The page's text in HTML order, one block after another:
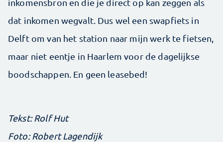
inkomensbron en die je direct op kan zeggen als
dat inkomen wegvalt. Dus wel een swapfiets in
Delft om van het station naar mijn werk te fietsen,
maar niet eentje in Haarlem voor de dagelijkse
boodschappen. En geen leasebed!
Tekst: Rolf Hut
Foto: Robert Lagendijk